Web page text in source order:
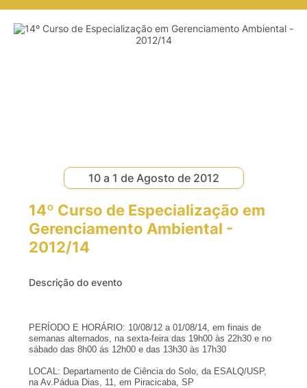
10 a 1 de Agosto de 2012
14º Curso de Especialização em
Gerenciamento Ambiental -
2012/14
Descrição do evento
PERÍODO E HORÁRIO: 10/08/12 a 01/08/14, em finais de
semanas alternados, na sexta-feira das 19h00 às 22h30 e no
sábado das 8h00 ás 12h00 e das 13h30 às 17h30
LOCAL: Departamento de Ciência do Solo, da ESALQ/USP,
na Av.Pádua Dias, 11, em Piracicaba, SP